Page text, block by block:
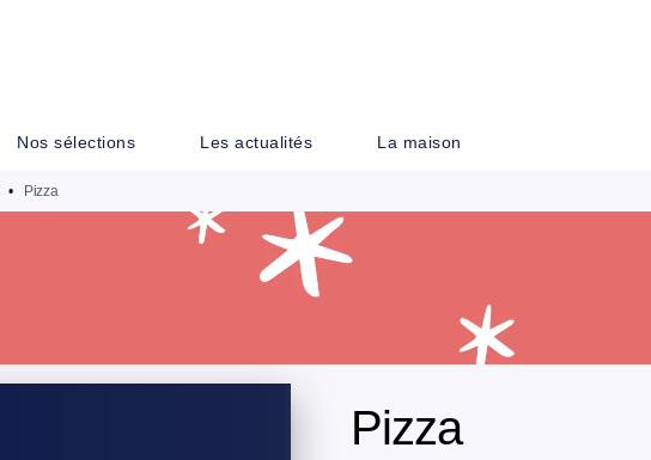
Nos sélections Les actualités La maison
• Pizza
Pizza